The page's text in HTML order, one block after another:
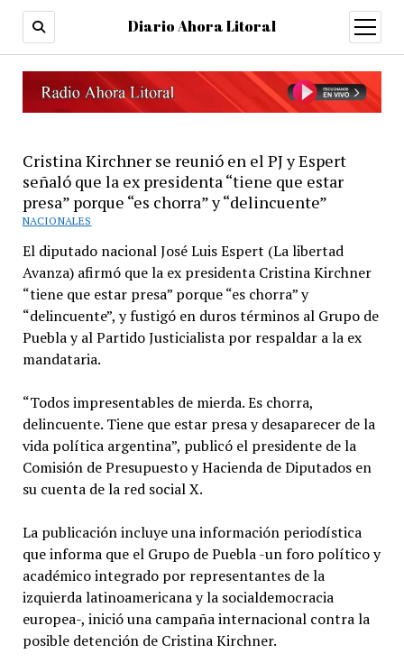
Diario Ahora Litoral
open
menu
Cristina Kirchner se reunió en el PJ y Espert
señaló que la ex presidenta “tiene que estar
presa” porque “es chorra” y “delincuente”
NACIONALES
El diputado nacional José Luis Espert (La libertad
Avanza) afirmó que la ex presidenta Cristina Kirchner
“tiene que estar presa” porque “es chorra” y
“delincuente”, y fustigó en duros términos al Grupo de
Puebla y al Partido Justicialista por respaldar a la ex
mandataria.
“Todos impresentables de mierda. Es chorra,
delincuente. Tiene que estar presa y desaparecer de la
vida política argentina”, publicó el presidente de la
Comisión de Presupuesto y Hacienda de Diputados en
su cuenta de la red social X.
La publicación incluye una información periodística
que informa que el Grupo de Puebla -un foro político y
académico integrado por representantes de la
izquierda latinoamericana y la socialdemocracia
europea-, inició una campaña internacional contra la
posible detención de Cristina Kirchner.